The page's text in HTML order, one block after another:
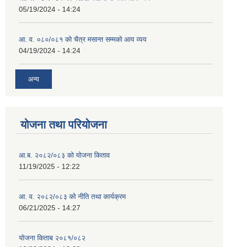
05/19/2024 - 14:24
आ. व. ०८०/०८१ को चैत्र मसान्त सम्मको आय व्यय
04/19/2024 - 14:24
अन्य
योजना तथा परियोजना
आ.ब. २०८२/०८३ को योजना किताव
11/19/2025 - 12:22
आ. व. २०८२/०८३ को नीति तथा कार्यक्रम
06/21/2025 - 14:27
योजना किताब २०८१/०८२